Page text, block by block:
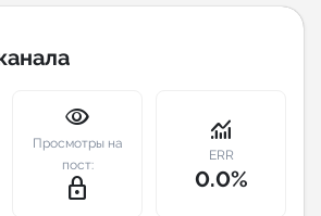
каналов в Telegram
сопровождение
visibility
Просмотры на
пост:
lock_outline
monitoring
ERR
0.0%